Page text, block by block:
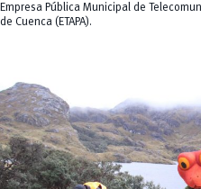
Empresa Pública Municipal de
de Cuenca (ETAPA).